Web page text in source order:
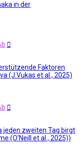
in der
Faktoren
(J.Vukas et al., 2025)
jeden zweiten Tag birgt
(O'Neill et al., 2025))